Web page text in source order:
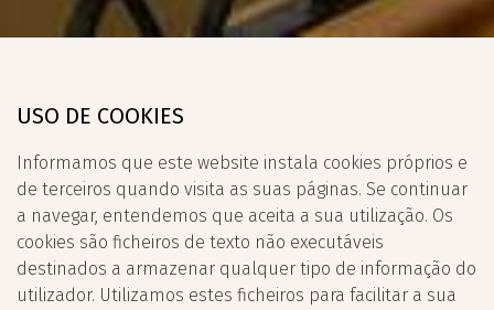
USO DE COOKIES
Informamos que este website instala cookies próprios e
de terceiros quando visita as suas páginas. Se continuar
a navegar, entendemos que aceita a sua utilização. Os
cookies são ficheiros de texto não executáveis
destinados a armazenar qualquer tipo de informação do
utilizador. Utilizamos estes ficheiros para facilitar a sua